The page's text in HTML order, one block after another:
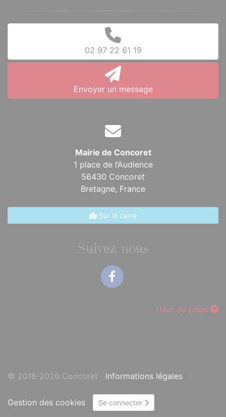
02 97 22 61 19
Envoyer un message
Mairie de Concoret
1 place de l’Audience
56430 Concoret
Bretagne, France
Sur la carte
Suivez-nous
Haut de page
© 2016-2026 Concoret Informations légales
Gestion des cookies Se connecter